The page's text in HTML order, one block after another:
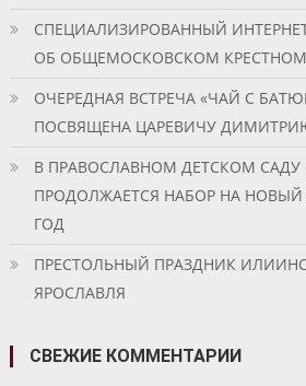
СПЕЦИАЛИЗИРОВАННЫЙ
ОБ ОБЩЕМОСКОВСКОМ
ОЧЕРЕДНАЯ ВСТРЕЧА «ЧАЙ С
ПОСВЯЩЕНА ЦАРЕВИЧУ
В ПРАВОСЛАВНОМ ДЕТСКОМ САДУ
ПРОДОЛЖАЕТСЯ НАБОР НА НОВЫЙ
ГОД
ПРЕСТОЛЬНЫЙ ПРАЗДНИК
ЯРОСЛАВЛЯ
СВЕЖИЕ КОММЕНТАРИИ